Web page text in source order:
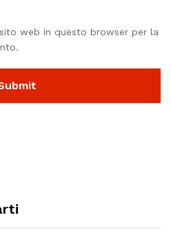
web in questo browser per la